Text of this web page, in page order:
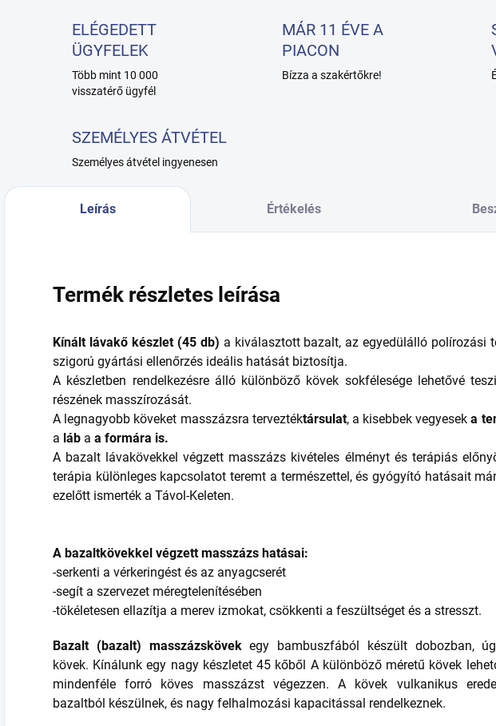
ELÉGEDETT
ÜGYFELEK
Több mint 10 000
visszatérő ügyfél
MÁR 11 ÉVE A
PIACON
Bízza a szakértőkre!
SZEMÉLYES ÁTVÉTEL
Személyes átvétel ingyenesen
Leírás Értékelés
Termék részletes leírása
Kínált lávakő készlet (45 db) a kiválasztott bazalt, az egyedülálló polírozási
szigorú gyártási ellenőrzés ideális hatását biztosítja.
A készletben rendelkezésre álló különböző kövek sokfélesége lehetővé
részének masszírozását.
A legnagyobb köveket masszázsra terveztéktársulat, a kisebbek vegyeseka
a láb a a formára is.
A bazalt lávakövekkel végzett masszázs kivételes élményt és terápiás
terápia különleges kapcsolatot teremt a természettel, és gyógyító hatásait
ezelőtt ismerték a Távol-Keleten.
A bazaltkövekkel végzett masszázs hatásai:
-serkenti a vérkeringést és az anyagcserét
-segít a szervezet méregtelenítésében
-tökéletesen ellazítja a merev izmokat, csökkenti a feszültséget és a stresszt.
Bazalt (bazalt) masszázskövekegy bambuszfából készült dobozban,
kövek. Kínálunk egy nagy készletet 45 kőből A különböző méretű kövek
mindenféle forró köves masszázst végezzen. A kövek vulkanikus
bazaltból készülnek, és nagy felhalmozási kapacitással rendelkeznek.